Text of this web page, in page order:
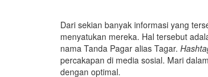
Dari sekian banyak informasi yang
menyatukan mereka. Hal tersebut
nama Tanda Pagar alias Tagar.
percakapan di media sosial. Mari
dengan optimal.